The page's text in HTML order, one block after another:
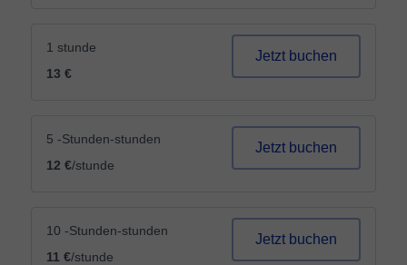
1 stunde
13 €
Jetzt buchen
5 -Stunden-stunden
12 €/stunde
Jetzt buchen
10 -Stunden-stunden
11 €/stunde
Jetzt buchen